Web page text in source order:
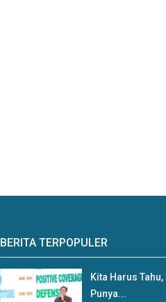
BERITA TERPOPULER
Kita Harus
Punya...